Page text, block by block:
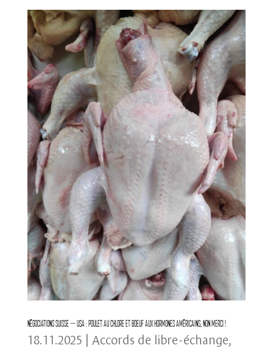
Négociations Suisse – USA : Poulet au chlore et boeuf aux hormones américains, non merci !
18.11.2025 | Accords de libre-échange,